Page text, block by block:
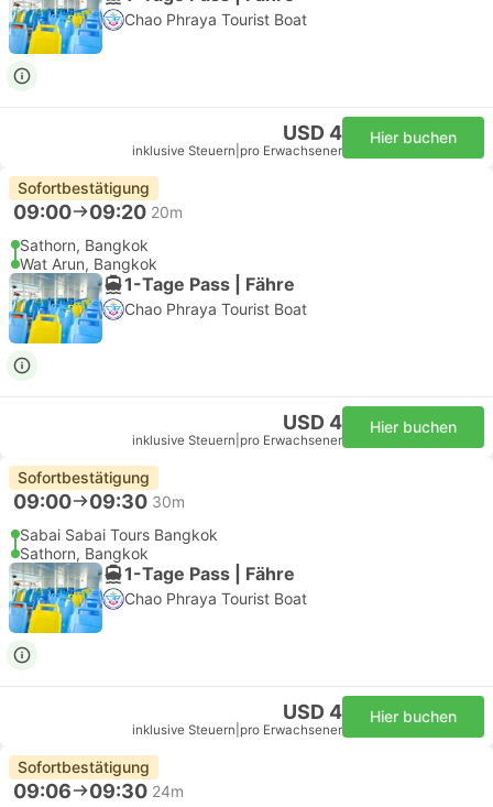
Chao Phraya Tourist Boat
USD 4
inklusive Steuern pro Erwachsener
Hier buchen
Sofortbestätigung
09:00 09:20 20m
Sathorn, Bangkok
Wat Arun, Bangkok
1-Tage Pass | Fähre
Chao Phraya Tourist Boat
USD 4
inklusive Steuern pro Erwachsener
Hier buchen
Sofortbestätigung
09:00 09:30 30m
Sabai Sabai Tours Bangkok
Sathorn, Bangkok
1-Tage Pass | Fähre
Chao Phraya Tourist Boat
USD 4
inklusive Steuern pro Erwachsener
Hier buchen
Sofortbestätigung
09:06 09:30 24m